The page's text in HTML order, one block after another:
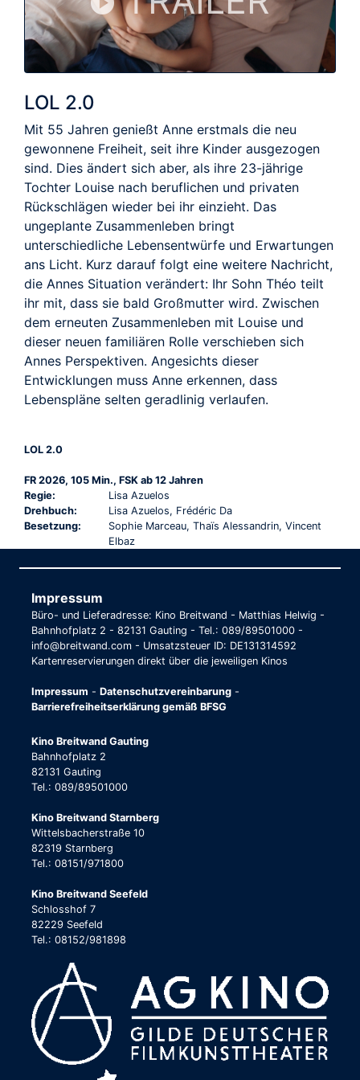
LOL 2.0
Mit 55 Jahren genießt Anne erstmals die neu
gewonnene Freiheit, seit ihre Kinder ausgezogen
sind. Dies ändert sich aber, als ihre 23-jährige
Tochter Louise nach beruflichen und privaten
Rückschlägen wieder bei ihr einzieht. Das
ungeplante Zusammenleben bringt
unterschiedliche Lebensentwürfe und Erwartungen
ans Licht. Kurz darauf folgt eine weitere Nachricht,
die Annes Situation verändert: Ihr Sohn Théo teilt
ihr mit, dass sie bald Großmutter wird. Zwischen
dem erneuten Zusammenleben mit Louise und
dieser neuen familiären Rolle verschieben sich
Annes Perspektiven. Angesichts dieser
Entwicklungen muss Anne erkennen, dass
Lebenspläne selten geradlinig verlaufen.
LOL 2.0
FR 2026, 105 Min., FSK ab 12 Jahren
Regie:
Lisa Azuelos
Drehbuch:
Lisa Azuelos, Frédéric Da
Besetzung:
Sophie Marceau, Thaïs Alessandrin, Vincent
Elbaz
Impressum
Büro- und Lieferadresse: Kino Breitwand - Matthias Helwig -
Bahnhofplatz 2 - 82131 Gauting - Tel.: 089/89501000 -
info@breitwand.com - Umsatzsteuer ID: DE131314592
Kartenreservierungen direkt über die jeweiligen Kinos
Impressum - Datenschutzvereinbarung -
Barrierefreiheitserklärung gemäß BFSG
Kino Breitwand Gauting
Bahnhofplatz 2
82131 Gauting
Tel.: 089/89501000
Kino Breitwand Starnberg
Wittelsbacherstraße 10
82319 Starnberg
Tel.: 08151/971800
Kino Breitwand Seefeld
Schlosshof 7
82229 Seefeld
Tel.: 08152/981898